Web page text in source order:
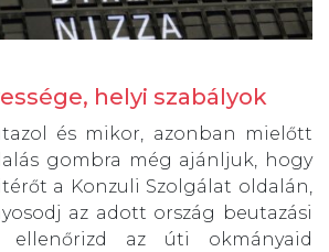
helyi szabályok
és mikor, azonban mielőtt
gombra még ajánljuk, hogy
a Konzuli Szolgálat oldalán,
az adott ország beutazási
ellenőrizd az úti okmányaid